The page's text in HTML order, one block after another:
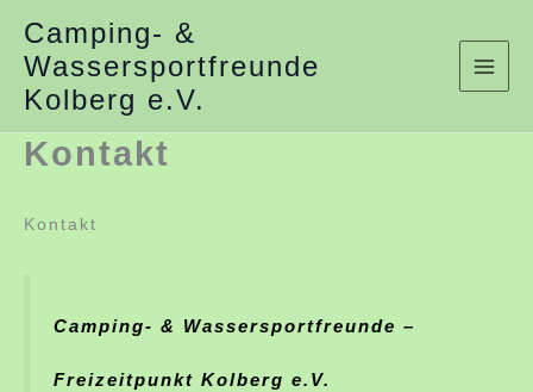
Zum
Inhalt
Camping- &
Wassersportfreunde
Kolberg e.V.
Kontakt
Kontakt
Camping- & Wassersportfreunde –
Freizeitpunkt Kolberg e.V.